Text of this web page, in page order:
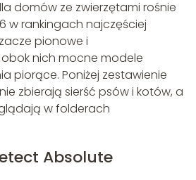
domów ze zwierzętami rośnie
w rankingach najczęściej
pionowe i
nich mocne modele
piorące. Poniżej zestawienie
zbierają sierść psów i kotów, a
w folderach
Absolute